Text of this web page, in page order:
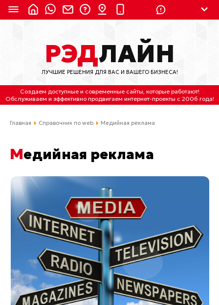
8 (800) 550-9899 (с 2:30 до 11:30 по
Мск)
Бесплатно по России
(4212) 658-653
(4212) 637-673
Отдельный вход \ Левый торец здания
info@lred.ru
Все контакты
РЭДЛАЙН
ЛУЧШИЕ РЕШЕНИЯ ДЛЯ ВАС И ВАШЕГО БИЗНЕСА!
Создаем доступные и современные сайты, которые работают!
Обслуживаем и эффективно продвигаем интернет-проекты с 2006 года!
Главная Справочник по web Медийная реклама
Медийная реклама